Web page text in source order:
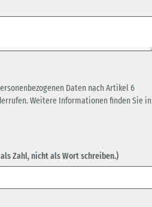
Daten nach Artikel 6
Weitere Informationen finden Sie in
Zahl, nicht als Wort schreiben.)